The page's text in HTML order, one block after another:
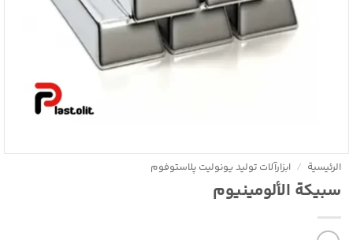
الرئيسية / ابزارآلات تولید یونولیت پلاستوفوم
سبيكة الألومينيوم